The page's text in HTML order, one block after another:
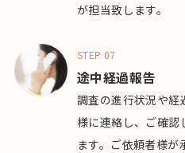
が担当致します。
STEP 07
途中経過報告
調査の進行状況や経
様に連絡し、ご確認
ます。ご依頼者様が